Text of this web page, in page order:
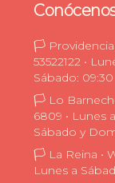
🏳️ Providencia
53522122 •
Sábado:
🏳️ Lo
6809 • Lunes
Sábado y
🏳️ La Reina •
Lunes a